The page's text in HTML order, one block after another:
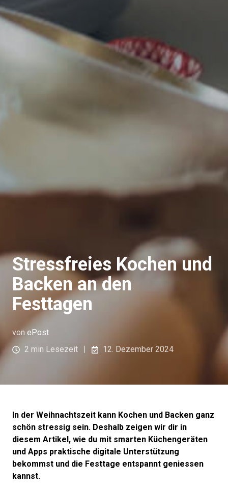
Stressfreies Kochen und
Backen an den
Festtagen
von ePost
2 min Lesezeit
12. Dezember 2024
In der Weihnachtszeit kann Kochen und Backen ganz
schön stressig sein. Deshalb zeigen wir dir in
diesem Artikel, wie du mit smarten Küchengeräten
und Apps praktische digitale Unterstützung
bekommst und die Festtage entspannt geniessen
kannst.